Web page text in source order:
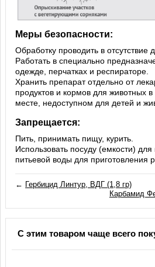
Меры безопасности:
Обработку проводить в отсутствие
Работать в специально
одежде, перчатках и респираторе.
Хранить препарат отдельно от
продуктов и кормов для животных
месте, недоступном для детей и
Запрещается:
Пить, принимать пищу, курить.
Использовать посуду (емкости)
питьевой воды для приготовления
← Гербицид Линтур, ВДГ (1,8 гр)
Карбамид
С этим товаром чаще всего